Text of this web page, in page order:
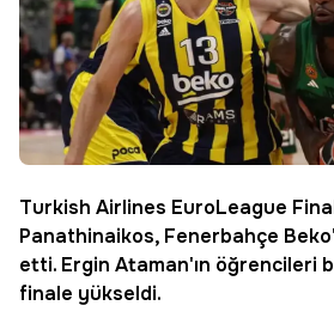
Turkish Airlines EuroLeague
Panathinaikos, Fenerbahçe
etti. Ergin Ataman'ın öğrencileri
finale yükseldi.